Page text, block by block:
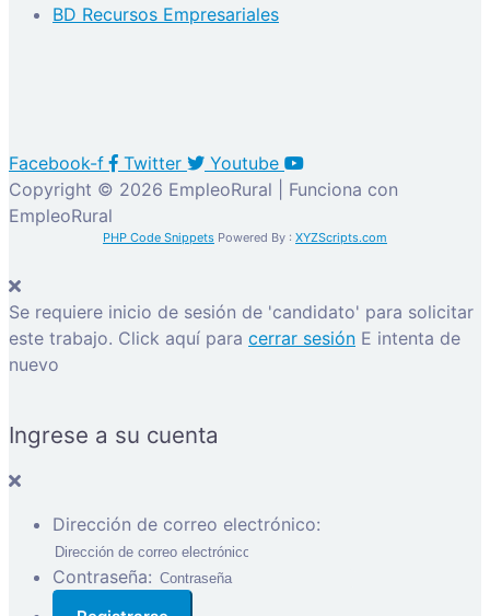
BD Recursos Empresariales
Facebook-f Twitter
Youtube
Copyright © 2026 EmpleoRural | Funciona con
EmpleoRural
PHP Code Snippets Powered By : XYZScripts.com
Se requiere inicio de sesión de 'candidato' para solicitar
este trabajo. Click aquí para cerrar sesión E intenta de
nuevo
Ingrese a su cuenta
Dirección de correo electrónico:
Contraseña: